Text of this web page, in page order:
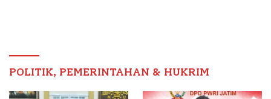
POLITIK, PEMERINTAHAN & HUKRIM